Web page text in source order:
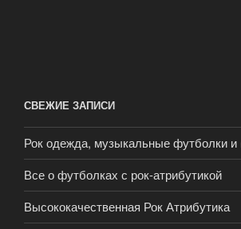
СВЕЖИЕ ЗАПИСИ
Рок одежда, музыкальные футболки и
Все о футболках с рок-атрибутикой
Высококачественная Рок Атрибутика